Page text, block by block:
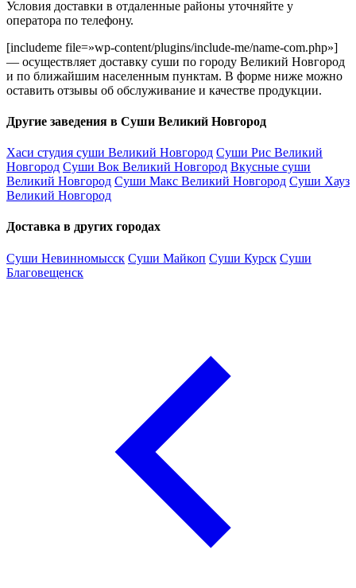
Условия доставки в отдаленные районы уточняйте у
оператора по телефону.
[includeme file=»wp-content/plugins/include-me/name-com.php»]
— осуществляет доставку суши по городу Великий Новгород
и по ближайшим населенным пунктам. В форме ниже можно
оставить отзывы об обслуживание и качестве продукции.
Другие заведения в Суши Великий Новгород
Хаси студия суши Великий Новгород Суши Рис Великий
Новгород Суши Вок Великий Новгород Вкусные суши
Великий Новгород Суши Макс Великий Новгород Суши Хауз
Великий Новгород
Доставка в других городах
Суши Невинномысск Суши Майкоп Суши Курск Суши
Благовещенск